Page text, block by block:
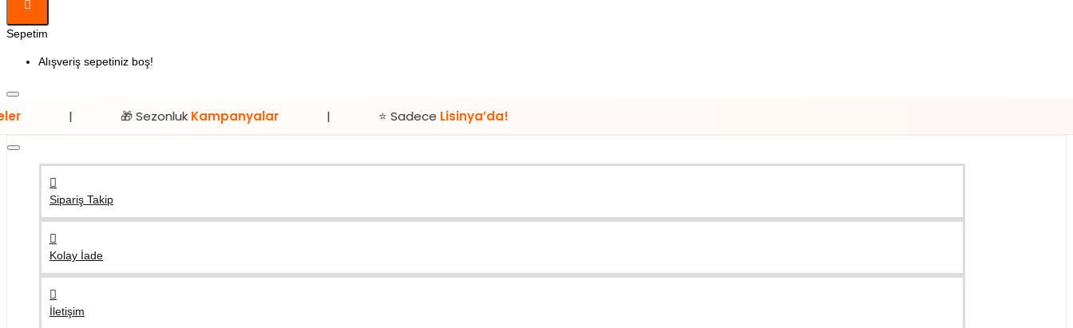
Sepetim
Alışveriş sepetiniz boş!
🎁 Sezonluk Kampanyalar | ⭐ Sadece Lisinya’da!
Sipariş Takip
Kolay İade
İletişim